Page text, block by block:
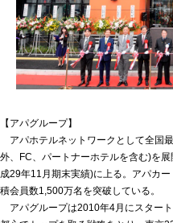
【アパグループ】
アパホテルネットワークとして全国
外、FC、パートナーホテルを含む)を
成29年11月期末実績)に上る。アパカ
積会員数1,500万名を突破している。
アパグループは2010年4月にスター